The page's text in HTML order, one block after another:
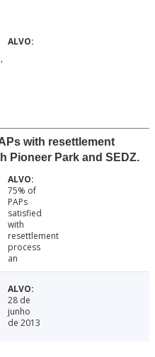
with resettlement
Pioneer Park and SEDZ.
75% of
PAPs
satisfied
with
resettlement
process
an
28 de
junho
de 2013